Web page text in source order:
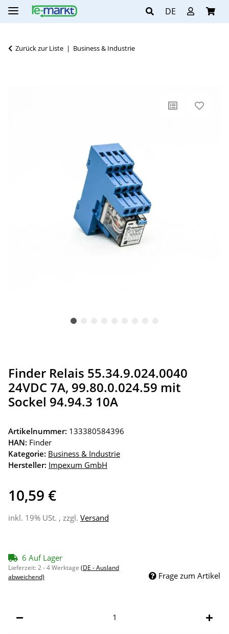
DE
Zurück zur Liste Business & Industrie
Finder Relais 55.34.9.024.0040
24VDC 7A, 99.80.0.024.59 mit
Sockel 94.94.3 10A
Artikelnummer: 133380584396
HAN: Finder
Kategorie: Business & Industrie
Hersteller: Impexum GmbH
10,59 €
inkl. 19% USt. , zzgl. Versand
6 Auf Lager
Lieferzeit:2 - 4 Werktage (DE - Ausland
abweichend)
Frage zum Artikel